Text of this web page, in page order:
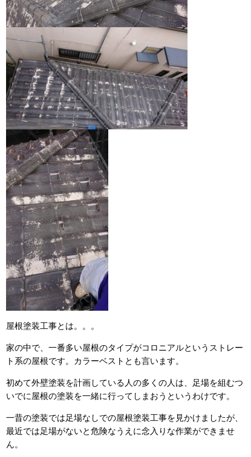
屋根塗装工事とは。。。
家の中で、一番多い屋根のタイプがコロニアルというストレー
ト系の屋根です。カラーベストとも言います。
初めて外壁塗装を計画している人の多くの人は、足場を組むつ
いでに屋根の塗装を一緒に行ってしまおうというわけです。
一昔の塗装では足場なしでの屋根塗装工事を見かけましたが、
最近では足場がないと危険なうえに念入りな作業ができませ
ん。